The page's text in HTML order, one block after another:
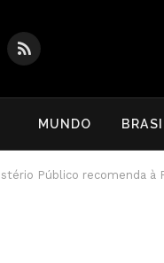
RSS
MUNDO
Público recomenda à